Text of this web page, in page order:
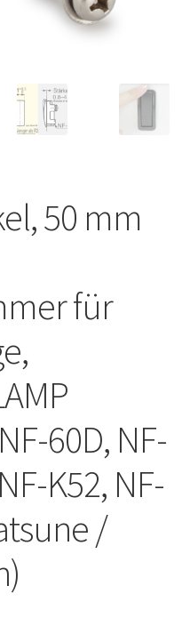
50 mm
für
60D, NF-
K52, NF-
/